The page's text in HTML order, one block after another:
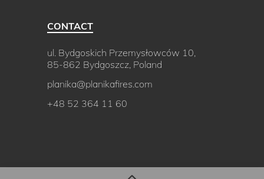
CONTACT
ul. Bydgoskich Przemysłowców 10,
85-862 Bydgoszcz, Poland
planika@planikafires.com
+48 52 364 11 60